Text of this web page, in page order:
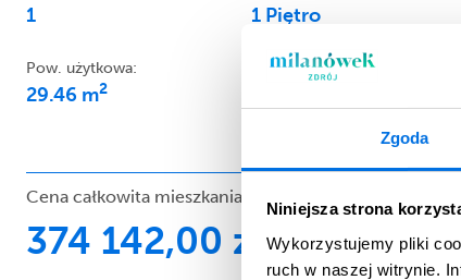
Zgoda
Niniejsza strona
Wykorzystujemy pliki
ruch w naszej witrynie.
1 1 Piętro
Pow. użytkowa:
29.46 m2
Cena 1m2pow. użytkowej:
Cena całkowita mieszkania:
374 142,00 zł